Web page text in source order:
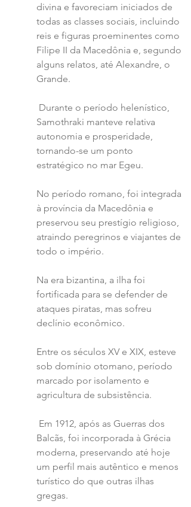
divina e favoreciam iniciados de
todas as classes sociais, incluindo
reis e figuras proeminentes como
Filipe II da Macedônia e, segundo
alguns relatos, até Alexandre, o
Grande.
Samothraki manteve relativa
autonomia e prosperidade,
tornando-se um ponto
estratégico no mar Egeu.
No período romano, foi integrada
à província da Macedônia e
preservou seu prestígio religioso,
atraindo peregrinos e viajantes de
todo o império.
Na era bizantina, a ilha foi
fortificada para se defender de
ataques piratas, mas sofreu
declínio econômico.
Entre os séculos XV e XIX, esteve
sob domínio otomano, período
marcado por isolamento e
agricultura de subsistência.
Balcãs, foi incorporada à Grécia
moderna, preservando até hoje
um perfil mais autêntico e menos
turístico do que outras ilhas
gregas.